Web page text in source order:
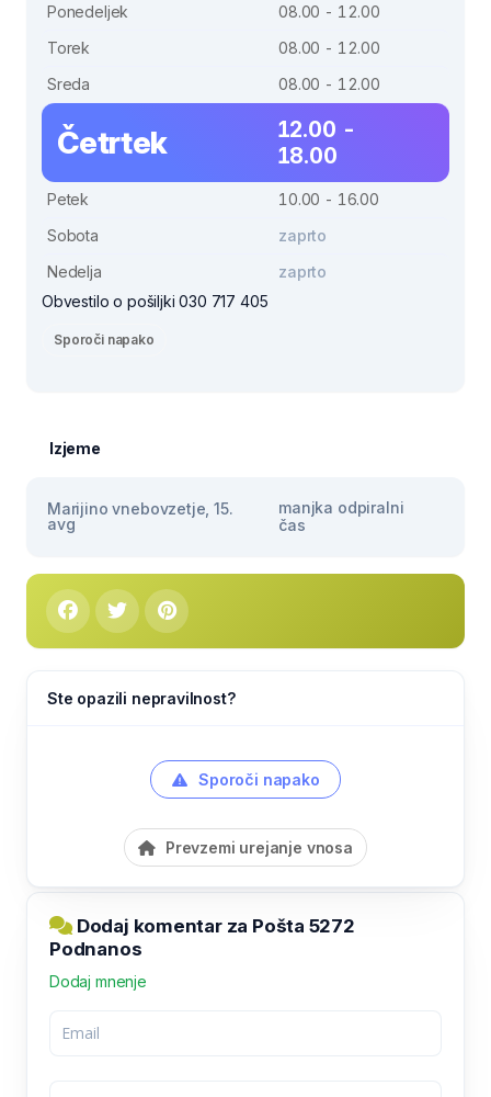
Ponedeljek
08.00 - 12.00
Torek
08.00 - 12.00
Sreda
08.00 - 12.00
Četrtek
12.00 -
18.00
Petek
10.00 - 16.00
Sobota
zaprto
Nedelja
zaprto
Obvestilo o pošiljki 030 717 405
Sporoči napako
Izjeme
Marijino vnebovzetje, 15.
avg
manjka odpiralni
čas
Ste opazili nepravilnost?
Sporoči napako
Prevzemi urejanje vnosa
Dodaj komentar za Pošta 5272
Podnanos
Dodaj mnenje